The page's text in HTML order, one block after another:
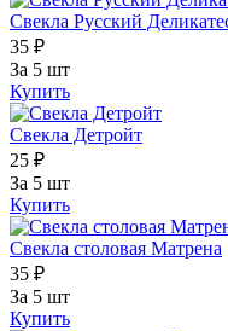
Свекла Русский
35 ₽
За 5 шт
Купить
Свекла Детройт
25 ₽
За 5 шт
Купить
Свекла столовая Матрена
35 ₽
За 5 шт
Купить